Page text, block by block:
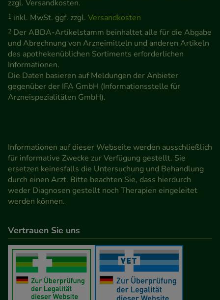
zzgl. Versandkosten.
1 inkl. MwSt. ggf. zzgl. Versandkosten
2 Der ABDA-Artikelstamm beinhaltet alle für die Abgabe
und Abrechnung von Arzneimitteln und anderen Artikeln
des apothekenüblichen Sortiments erforderlichen
Informationen.
Die Daten basieren auf Meldungen der Anbieter
gegenüber der IFA GmbH (Informationsstelle für
Arzneispezialitäten GmbH).
Informationen auf dieser Webseite werden ausschließlich
für informative Zwecke zur Verfügung gestellt. Sie
ersetzen keinesfalls die Untersuchung und Behandlung
durch einen Arzt. Bitte beachten Sie, dass hierdurch
weder Diagnosen gestellt noch Therapien eingeleitet
werden können.
Vertrauen Sie uns